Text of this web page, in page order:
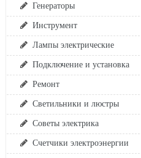
Генераторы
Инструмент
Лампы электрические
Подключение и установка
Ремонт
Светильники и люстры
Советы электрика
Счетчики электроэнергии